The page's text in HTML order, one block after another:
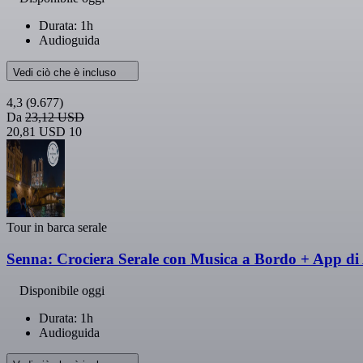
Durata: 1h
Audioguida
Vedi ciò che è incluso
4,3 (9.677)
Da 23,12 USD
20,81 USD 10
Tour in barca serale
Senna: Crociera Serale con Musica a Bordo + App
Disponibile oggi
Durata: 1h
Audioguida